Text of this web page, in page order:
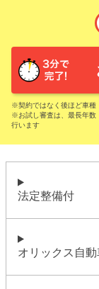
※契約ではなく後ほど車種
※お試し審査は、最長年数
行います
法定整備付
オリックス自